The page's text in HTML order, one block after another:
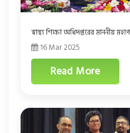
স্বাস্থ্য শিক্ষা অধিদপ্তরের মাননীয়
16 Mar 2025
Read More